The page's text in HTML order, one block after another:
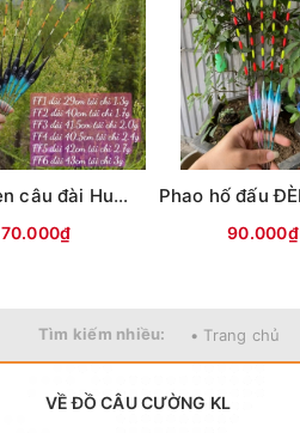
Phao đèn câu đài Humo đổi màu
70.000₫ 90.000₫
Tìm kiếm nhiều: • Trang chủ
VỀ ĐỒ CÂU CƯỜNG KL